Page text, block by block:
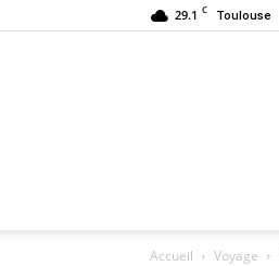
29.1 C Toulouse
Accueil Voyage